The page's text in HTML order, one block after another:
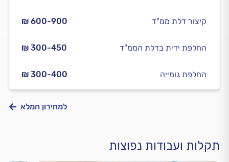
₪ 600-900 קיצור דלת ממ"ד
₪ 300-450 החלפת ידית בדלת הממ"ד
₪ 300-400 החלפת גומייה
למחירון המלא
תקלות ועבודות נפוצות